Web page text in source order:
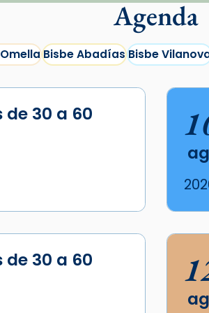
Agenda
Bisbe AbadíasBisbe
30 a 60
30 a 60